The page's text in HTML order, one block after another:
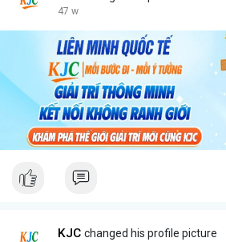
47 w
KJC changed his profile picture